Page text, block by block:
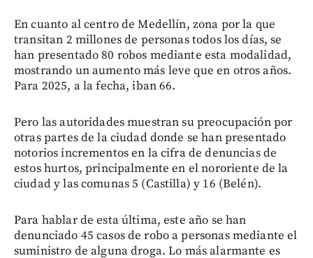
En cuanto al centro de Medellín, zona por la que
transitan 2 millones de personas todos los días, se
han presentado 80 robos mediante esta modalidad,
mostrando un aumento más leve que en otros años.
Para 2025, a la fecha, iban 66.
Pero las autoridades muestran su preocupación por
otras partes de la ciudad donde se han presentado
notorios incrementos en la cifra de denuncias de
estos hurtos, principalmente en el nororiente de la
ciudad y las comunas 5 (Castilla) y 16 (Belén).
Para hablar de esta última, este año se han
denunciado 45 casos de robo a personas mediante el
suministro de alguna droga. Lo más alarmante es